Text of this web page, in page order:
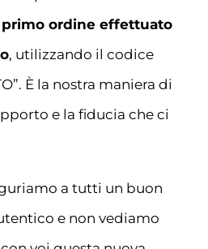
primo ordine effettuato
, utilizzando il codice
È la nostra maniera di
e la fiducia che ci
a tutti un buon
e non vediamo